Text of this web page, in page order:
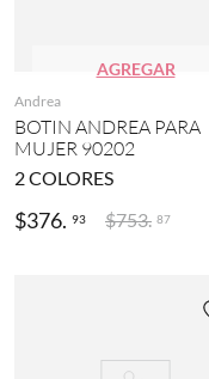
AGREGAR
Andrea
BOTIN ANDREA PARA
MUJER 90202
2COLORES
$376. 93 $753. 87